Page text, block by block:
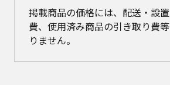
掲載商品の価格には、配送・設
費、使用済み商品の引き取り費
りません。